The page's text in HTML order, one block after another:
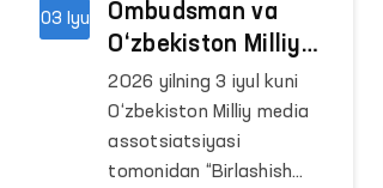
03 Iyu
Ombudsman va
O‘zbekiston Milliy
media
assotsiatsiyasi
o‘rtasida hamkorlik
memorandumi
2026 yilning 3 iyul kuni
O‘zbekiston Milliy media
assotsiatsiyasi
tomonidan “Birlashish